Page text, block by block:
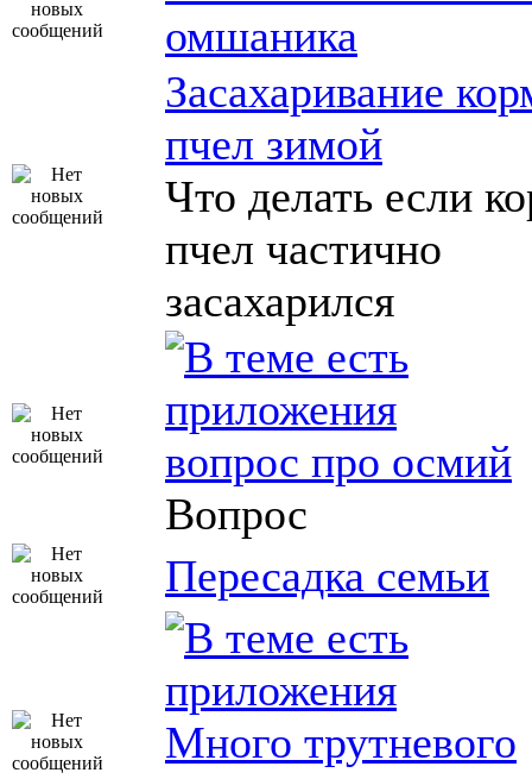
омшаника
Засахаривание
пчел зимой
Что делать если
пчел частично
засахарился
вопрос про осмий
Вопрос
Пересадка семьи
Много трутневого